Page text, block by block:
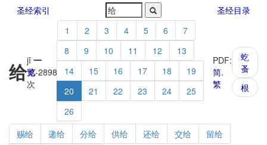
圣经索引 圣经目录
给jǐ 一
览-2898
次
1 2 3 4 5 6
7
8
9 10 11 12
13
14
15 16 17 18
19
20
21 22 23 24
25
26
PDF:
简.
繁
虼
蚤
根
赐给 递给 分给 供给 还给 交给
留给